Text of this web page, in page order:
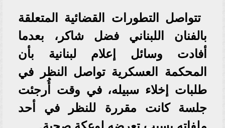
تتواصل التطورات القضائية المتعلقة
بالفنان اللبناني فضل شاكر، بعدما
أفادت وسائل إعلام لبنانية بأن
المحكمة العسكرية تواصل النظر في
طلبات إخلاء سبيله، في وقت أُرجئت
جلسة كانت مقررة للنظر في أحد